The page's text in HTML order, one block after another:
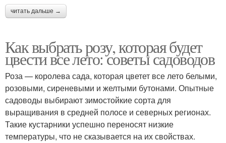
читать дальше →
Как выбрать розу, которая будет
цвести все лето: советы садоводов
Роза — королева сада, которая цветет все лето белыми,
розовыми, сиреневыми и желтыми бутонами. Опытные
садоводы выбирают зимостойкие сорта для
выращивания в средней полосе и северных регионах.
Такие кустарники успешно переносят низкие
температуры, что не сказывается на их свойствах.